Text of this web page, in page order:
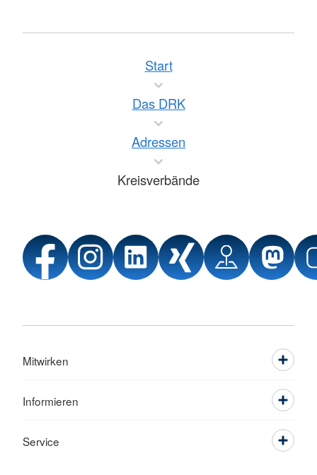
Start
Das DRK
Adressen
Kreisverbände
Mitwirken
Informieren
Service